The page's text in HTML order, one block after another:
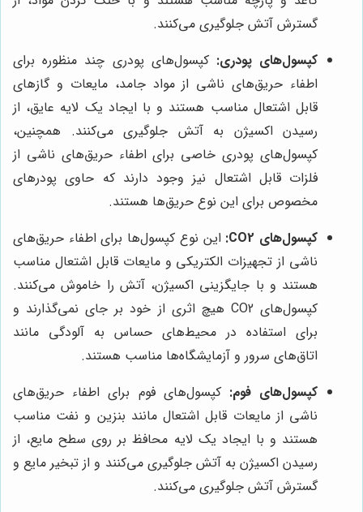
گسترش آتش جلوگیری می‌کنند.
کپسول‌های پودری: کپسول‌های پودری چند منظوره برای
اطفاء حریق‌های ناشی از مواد جامد، مایعات و گازهای
قابل اشتعال مناسب هستند و با ایجاد یک لایه عایق، از
رسیدن اکسیژن به آتش جلوگیری می‌کنند. همچنین،
کپسول‌های پودری خاصی برای اطفاء حریق‌های ناشی از
فلزات قابل اشتعال نیز وجود دارند که حاوی پودرهای
مخصوص برای این نوع حریق‌ها هستند.
کپسول‌های CO2:
این نوع کپسول‌ها برای اطفاء حریق‌های
ناشی از تجهیزات الکتریکی و مایعات قابل اشتعال مناسب
هستند و با جایگزینی اکسیژن، آتش را خاموش می‌کنند.
کپسول‌های CO2 هیچ اثری از خود بر جای نمی‌گذارند و
برای استفاده در محیط‌های حساس به آلودگی مانند
اتاق‌های سرور و آزمایشگاه‌ها مناسب هستند.
کپسول‌های فوم: کپسول‌های فوم برای اطفاء حریق‌های
ناشی از مایعات قابل اشتعال مانند بنزین و نفت مناسب
هستند و با ایجاد یک لایه محافظ بر روی سطح مایع، از
رسیدن اکسیژن به آتش جلوگیری می‌کنند و از تبخیر مایع و
گسترش آتش جلوگیری می‌کنند.